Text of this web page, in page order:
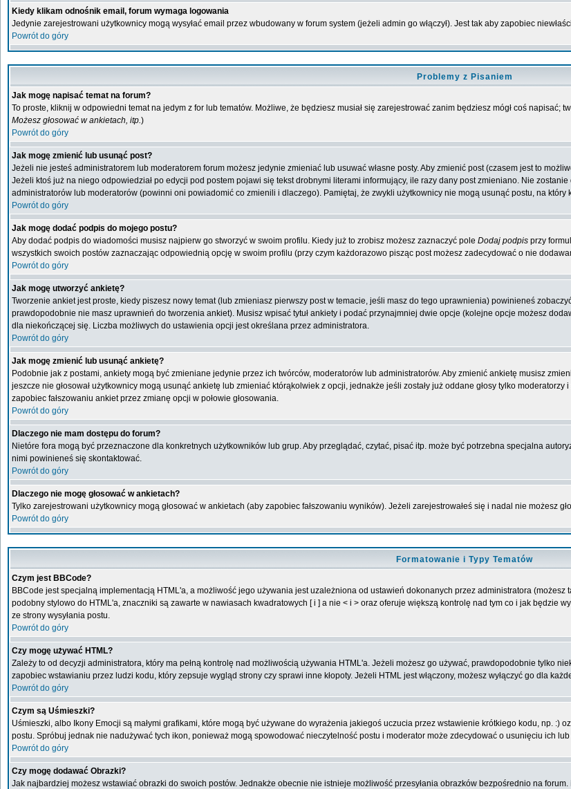
Kiedy klikam odnośnik email, forum wymaga logowania
Jedynie zarejestrowani użytkownicy mogą wysyłać email przez wbudowany w forum system (jeżeli admin go włączył). Jest tak aby zapobiec
Powrót do góry
Problemy z Pisaniem
Jak mogę napisać temat na forum?
To proste, kliknij w odpowiedni temat na jedym z for lub tematów. Możliwe, że będziesz musiał się zarejestrować zanim będziesz mógł coś napisać;
Możesz głosować w ankietach, itp.)
Powrót do góry
Jak mogę zmienić lub usunąć post?
Jeżeli nie jesteś administratorem lub moderatorem forum możesz jedynie zmieniać lub usuwać własne posty. Aby zmienić post (czasem jest to
Jeżeli ktoś już na niego odpowiedział po edycji pod postem pojawi się tekst drobnymi literami informujący, ile razy dany post zmieniano. Nie
administratorów lub moderatorów (powinni oni powiadomić co zmienili i dlaczego). Pamiętaj, że zwykli użytkownicy nie mogą usunąć postu, na który
Powrót do góry
Jak mogę dodać podpis do mojego postu?
Aby dodać podpis do wiadomości musisz najpierw go stworzyć w swoim profilu. Kiedy już to zrobisz możesz zaznaczyć pole Dodaj podpis przy
wszystkich swoich postów zaznaczając odpowiednią opcję w swoim profilu (przy czym każdorazowo pisząc post możesz zadecydować o nie
Powrót do góry
Jak mogę utworzyć ankietę?
Tworzenie ankiet jest proste, kiedy piszesz nowy temat (lub zmieniasz pierwszy post w temacie, jeśli masz do tego uprawnienia) powinieneś
prawdopodobnie nie masz uprawnień do tworzenia ankiet). Musisz wpisać tytuł ankiety i podać przynajmniej dwie opcje (kolejne opcje możesz
dla niekończącej się. Liczba możliwych do ustawienia opcji jest określana przez administratora.
Powrót do góry
Jak mogę zmienić lub usunąć ankietę?
Podobnie jak z postami, ankiety mogą być zmieniane jedynie przez ich twórców, moderatorów lub administratorów. Aby zmienić ankietę musisz
jeszcze nie głosował użytkownicy mogą usunąć ankietę lub zmieniać którąkolwiek z opcji, jednakże jeśli zostały już oddane głosy tylko
zapobiec fałszowaniu ankiet przez zmianę opcji w połowie głosowania.
Powrót do góry
Dlaczego nie mam dostępu do forum?
Nietóre fora mogą być przeznaczone dla konkretnych użytkowników lub grup. Aby przeglądać, czytać, pisać itp. może być potrzebna specjalna
nimi powinieneś się skontaktować.
Powrót do góry
Dlaczego nie mogę głosować w ankietach?
Tylko zarejestrowani użytkownicy mogą głosować w ankietach (aby zapobiec fałszowaniu wyników). Jeżeli zarejestrowałeś się i nadal nie możesz
Powrót do góry
Formatowanie i Typy Tematów
Czym jest BBCode?
BBCode jest specjalną implementacją HTML'a, a możliwość jego używania jest uzależniona od ustawień dokonanych przez administratora
podobny stylowo do HTML'a, znaczniki są zawarte w nawiasach kwadratowych [ i ] a nie < i > oraz oferuje większą kontrolę nad tym co i jak będzie
ze strony wysyłania postu.
Powrót do góry
Czy mogę używać HTML?
Zależy to od decyzji administratora, który ma pełną kontrolę nad możliwością używania HTML'a. Jeżeli możesz go używać, prawdopodobnie tylko
zapobiec wstawianiu przez ludzi kodu, który zepsuje wygląd strony czy sprawi inne kłopoty. Jeżeli HTML jest włączony, możesz wyłączyć go dla
Powrót do góry
Czym są Uśmieszki?
Uśmieszki, albo Ikony Emocji są małymi grafikami, które mogą być używane do wyrażenia jakiegoś uczucia przez wstawienie krótkiego kodu, np. :)
postu. Spróbuj jednak nie nadużywać tych ikon, ponieważ mogą spowodować nieczytelność postu i moderator może zdecydować o usunięciu ich lub
Powrót do góry
Czy mogę dodawać Obrazki?
Jak najbardziej możesz wstawiać obrazki do swoich postów. Jednakże obecnie nie istnieje możliwość przesyłania obrazków bezpośrednio na